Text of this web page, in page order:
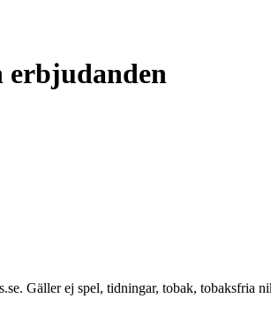
erbjudanden
Gäller ej spel, tidningar, tobak, tobaksfria